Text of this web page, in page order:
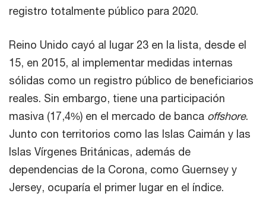
registro totalmente público para 2020.
Reino Unido cayó al lugar 23 en la lista, desde el
15, en 2015, al implementar medidas internas
sólidas como un registro público de beneficiarios
reales. Sin embargo, tiene una participación
masiva (17,4%) en el mercado de banca offshore.
Junto con territorios como las Islas Caimán y las
Islas Vírgenes Británicas, además de
dependencias de la Corona, como Guernsey y
Jersey, ocuparía el primer lugar en el índice.